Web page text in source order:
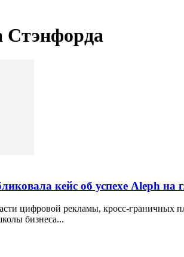
Стэнфорда
кейс об успехе Aleph на
цифровой рекламы, кросс-граничных
бизнеса...